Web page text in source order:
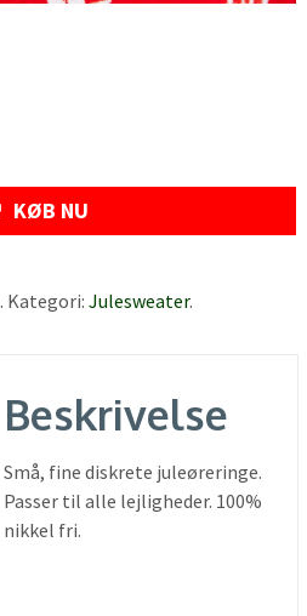
KØB NU
. Kategori: Julesweater.
Beskrivelse
Små, fine diskrete juleøreringe.
Passer til alle lejligheder. 100%
nikkel fri.